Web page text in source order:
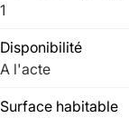
1
Disponibilité
A l'acte
Surface habitable